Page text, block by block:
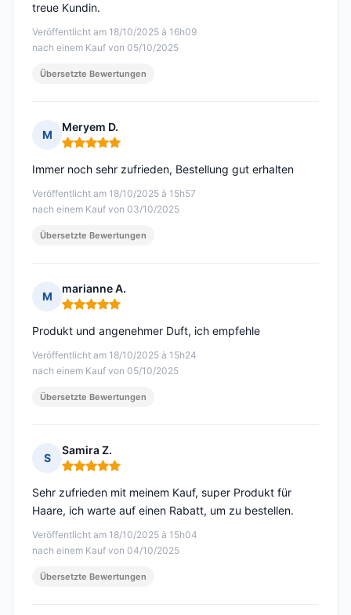
Veröffentlicht am 18/10/2025 à 16h09
nach einem Kauf von 05/10/2025
treue Kundin.
Übersetzte Bewertungen
M
Meryem D.
Hinweis: 5 von 5
Veröffentlicht am 18/10/2025 à 15h57
nach einem Kauf von 03/10/2025
Immer noch sehr zufrieden, Bestellung gut erhalten
Übersetzte Bewertungen
M
marianne A.
Hinweis: 5 von 5
Veröffentlicht am 18/10/2025 à 15h24
nach einem Kauf von 05/10/2025
Produkt und angenehmer Duft, ich empfehle
Übersetzte Bewertungen
S
Samira Z.
Hinweis: 5 von 5
Veröffentlicht am 18/10/2025 à 15h04
nach einem Kauf von 04/10/2025
Sehr zufrieden mit meinem Kauf, super Produkt für
Haare, ich warte auf einen Rabatt, um zu bestellen.
Übersetzte Bewertungen